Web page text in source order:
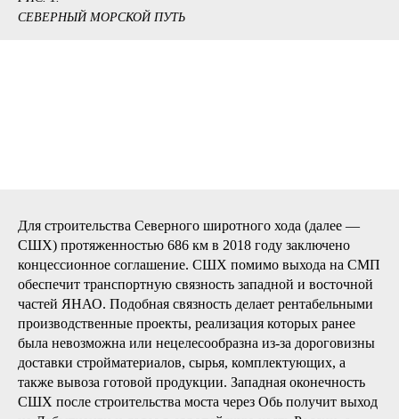
СЕВЕРНЫЙ МОРСКОЙ ПУТЬ